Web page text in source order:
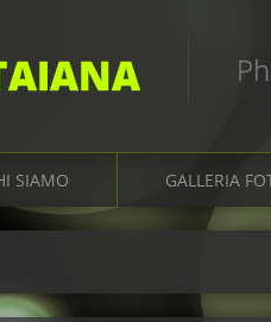
SIAMO GALLERIA